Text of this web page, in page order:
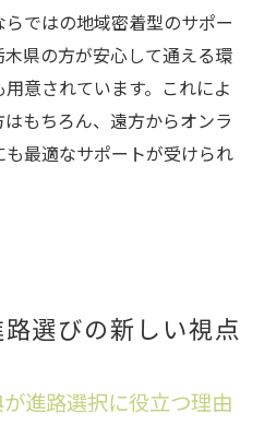
ではの地域密着型のサポー
木県の方が安心して通える環
意されています。これによ
もちろん、遠方からオンラ
最適なサポートが受けられ
選びの新しい視点
進路選択に役立つ理由